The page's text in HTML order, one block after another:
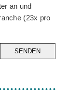
an und
(23x pro
SENDEN